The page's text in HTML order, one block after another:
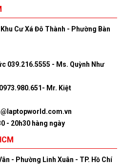
Cư Xá Đô Thành - Phường Bàn
039.216.5555 - Ms. Quỳnh Như
Mr. Kiệt
- 20h30 hàng ngày
- Phường Linh Xuân - TP. Hồ Chí